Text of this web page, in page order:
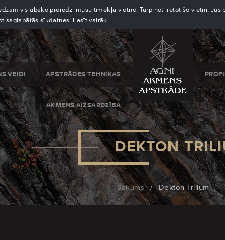
vislabāko pieredzi mūsu tīmekļa vietnē. Turpinot lietot šo vietni,
saglabātās sīkdatnes. Lasīt vairāk
VEIDI APSTRĀDES TEHNIKAS
AKMENS AIZSARDZĪBA
DEKTON
Sākums / Dekton Trilium